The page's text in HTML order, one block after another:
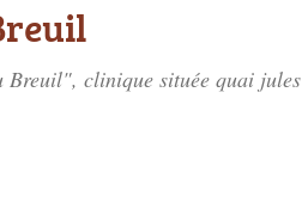
Breuil", clinique située quai jules